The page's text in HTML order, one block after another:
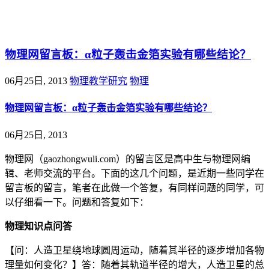
物理网留言板：α粒子轰击金箔实验有哪些结论？
06月25日, 2013 物理教学研究 物理
物理网留言板：α粒子轰击金箔实验有哪些结论？
06月25日, 2013
物理网（gaozhongwuli.com）的留言区是高中生与物理网编
辑、老师交流的平台。下面的这几个问题，是近期一些同学在
留言板的留言，笔者在此做一个答复，有同样问题的同学，可
以仔细看一下。问题和答复如下：
物理知识点问答
【问：人造卫星绕地球圆周运动，随着其半径的逐步增加各物
理量如何变化？】答：随着其轨道半径的增大，人造卫星的总